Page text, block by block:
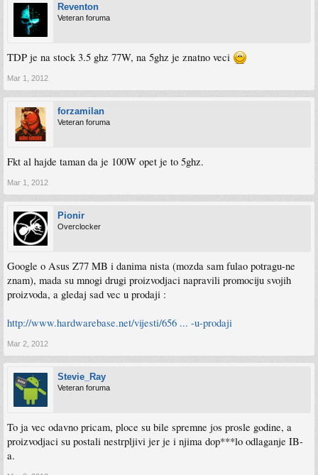
Reventon
Veteran foruma
TDP je na stock 3.5 ghz 77W, na 5ghz je znatno veci
Mar 1, 2012
forzamilan
Veteran foruma
Fkt al hajde taman da je 100W opet je to 5ghz.
Mar 1, 2012
Pionir
Overclocker
Google o Asus Z77 MB i danima nista (mozda sam fulao potragu-ne
znam), mada su mnogi drugi proizvodjaci napravili promociju svojih
proizvoda, a gledaj sad vec u prodaji :
http://www.hardwarebase.net/vijesti/656 ... -u-prodaji
Mar 2, 2012
Stevie_Ray
Veteran foruma
To ja vec odavno pricam, ploce su bile spremne jos prosle godine, a
proizvodjaci su postali nestrpljivi jer je i njima dop***lo odlaganje IB-
a.